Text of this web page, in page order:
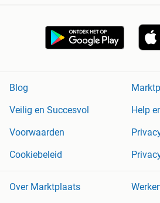
Blog
Veilig en Succesvol
Help
Voorwaarden
Cookiebeleid
Over Marktplaats